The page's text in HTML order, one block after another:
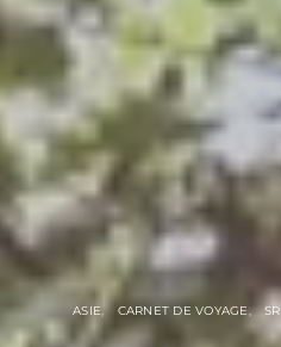
ASIE CARNET DE VOYAGE